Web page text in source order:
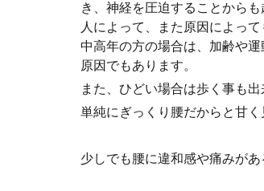
き、神経を圧迫することからも
人によって、また原因によっ
中高年の方の場合は、加齢や
原因でもあります。
また、ひどい場合は歩く事も
単純にぎっくり腰だからと甘
少しでも腰に違和感や痛みが